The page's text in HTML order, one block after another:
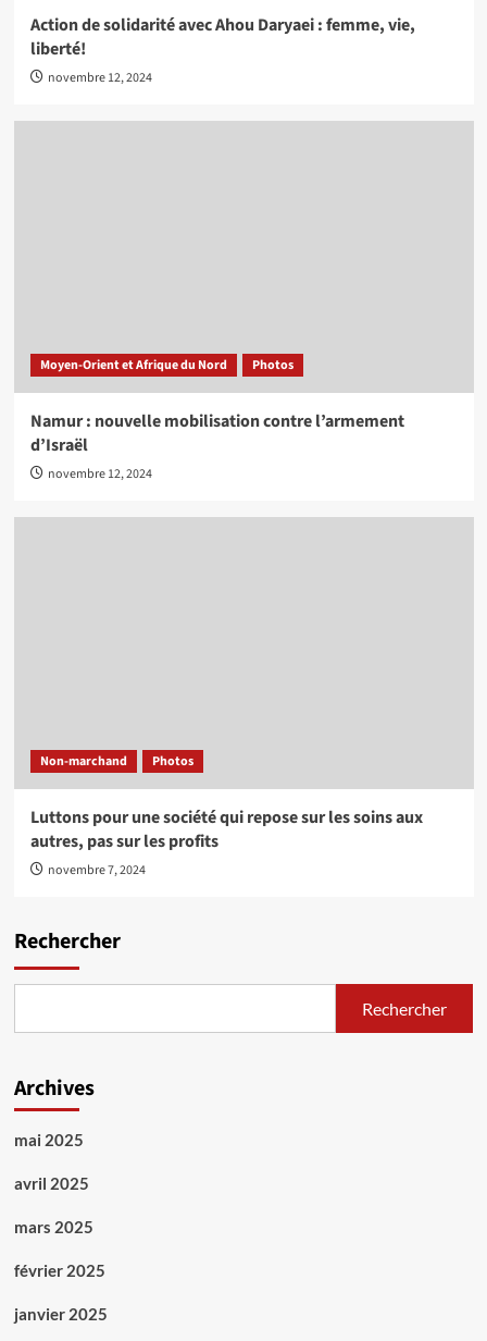
Action de solidarité avec Ahou Daryaei : femme, vie,
liberté!
novembre 12, 2024
Moyen-Orient et Afrique du Nord Photos
Namur : nouvelle mobilisation contre l’armement
d’Israël
novembre 12, 2024
Non-marchand Photos
Luttons pour une société qui repose sur les soins aux
autres, pas sur les profits
novembre 7, 2024
Rechercher
Rechercher
Archives
mai 2025
avril 2025
mars 2025
février 2025
janvier 2025